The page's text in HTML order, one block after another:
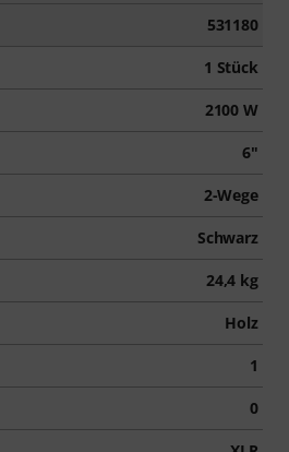
531180
1 Stück
2100 W
6"
2-Wege
Schwarz
24,4 kg
Holz
1
0